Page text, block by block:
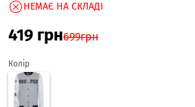
НЕМАЄ НА СКЛАДІ
419 грн699грн
Колір